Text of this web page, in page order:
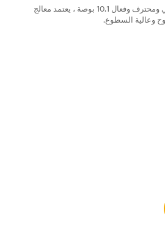
الكمبيوتر اللوحي القوي R16 هو جهاز كمبيوتر محمول متين وعملي ومحترف وفعال 10.1 بوصة ، يعتمد معالج